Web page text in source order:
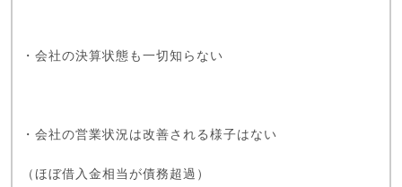
・会社の決算状態も一切知らない
・会社の営業状況は改善される様子はない
（ほぼ借入金相当が債務超過）